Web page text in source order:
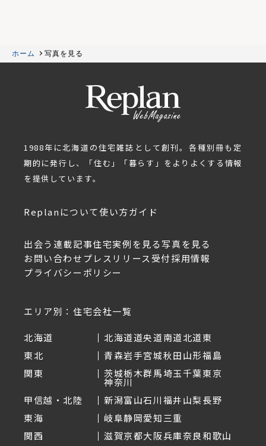
ホーム 写真を見る
1988年に北海道の住宅雑誌として創刊。各種別冊も定
期的に発行し、「住む」「暮らす」をよりよくする情報
を提供しています。
Replanについて使い方ガイド
出会う 連載記事住宅実例を見る写真を見る
お問い合わせ プレスリリース受付採用情報
プライバシーポリシー
エリア別：住宅会社一覧
北海道 北海道道央道南道北道東
東北
青森岩手宮城秋田山形福島
関東
茨城栃木群馬埼玉千葉東京
神奈川
甲信越・北陸
新潟富山石川福井山梨長野
東海
岐阜静岡愛知三重
関西
滋賀京都大阪兵庫奈良和歌山